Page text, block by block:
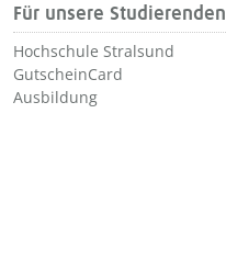
Für unsere Studierenden
Hochschule Stralsund
GutscheinCard
Ausbildung